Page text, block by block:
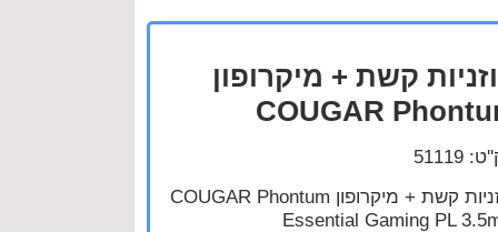
קשת + מיקרופון
COUGAR
אוזניות קשת + מיקרופון COUGAR Phontum
Essential Gaming PL